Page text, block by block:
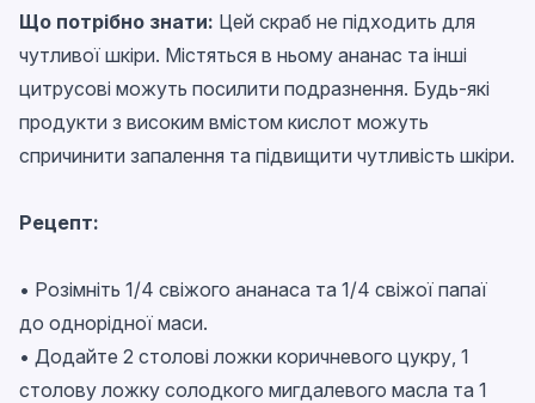
Що потрібно знати: Цей скраб не підходить для
чутливої шкіри. Містяться в ньому ананас та інші
цитрусові можуть посилити подразнення. Будь-які
продукти з високим вмістом кислот можуть
спричинити запалення та підвищити чутливість шкіри.
Рецепт:
• Розімніть 1/4 свіжого ананаса та 1/4 свіжої папаї
до однорідної маси.
• Додайте 2 столові ложки коричневого цукру, 1
столову ложку солодкого мигдалевого масла та 1